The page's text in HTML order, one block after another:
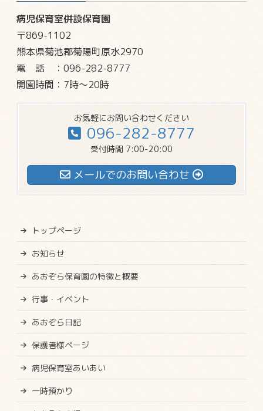
病児保育室併設保育園
〒869-1102
熊本県菊池郡菊陽町原水2970
電話
：096-282-8777
開園時間：7時～20時
お気軽にお問い合わせください
096-282-8777
受付時間 7:00-20:00
メールでのお問い合わせ
トップページ
お知らせ
あおぞら保育園の特徴と概要
行事・イベント
あおぞら日記
保護者様ページ
病児保育室あいあい
一時預かり